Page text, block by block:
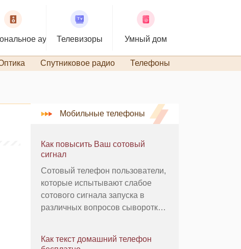
аудиоТелевизоры Умный дом
Спутниковое радио Телефоны
Мобильные телефоны
Как повысить Ваш сотовый
сигнал
Сотовый телефон пользователи,
которые испытывают слабое
сотового сигнала запуска в
различных вопросов сыворотки
вопросы, которые возникают из-
Как текст домашний телефон